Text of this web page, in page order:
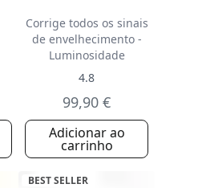
Corrige todos os sinais
de envelhecimento -
Luminosidade
4.8
99,90 €
Adicionar ao
carrinho
BEST SELLER